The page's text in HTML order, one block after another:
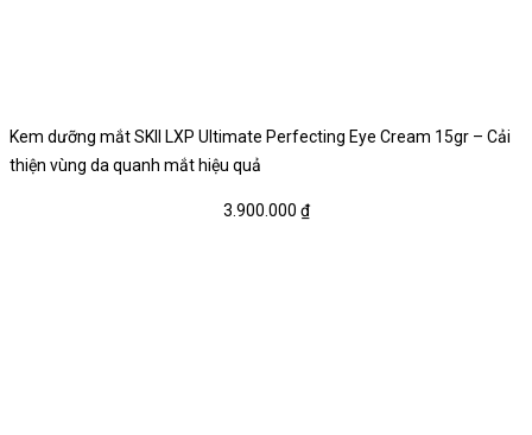
Kem dưỡng mắt SKII LXP Ultimate Perfecting Eye Cream 15gr – Cải
thiện vùng da quanh mắt hiệu quả
3.900.000 ₫